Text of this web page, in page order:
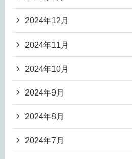
2024年12月
2024年11月
2024年10月
2024年9月
2024年8月
2024年7月